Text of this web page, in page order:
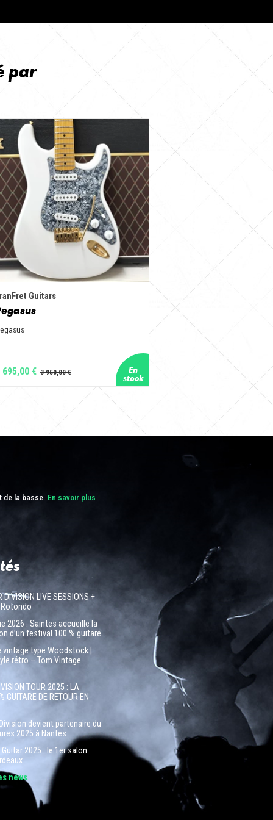
par
Guitars
695,00 €
de la basse. En savoir plus
DIVISION LIVE SESSIONS +
2026 : Saintes accueille la
d’un festival 100 % guitare
vintage type Woodstock |
rétro – Tom Vintage
TOUR 2025 : LA
GUITARE DE RETOUR EN
devient partenaire du
2025 à Nantes
2025 : le 1er salon
news